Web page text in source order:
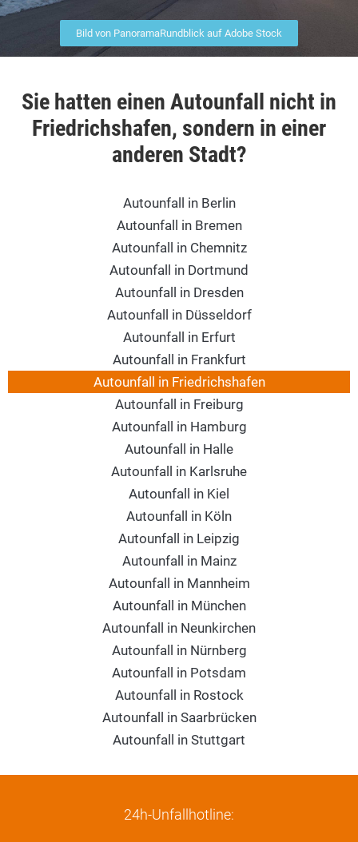
Bild von PanoramaRundblick auf Adobe Stock
Sie hatten einen Autounfall nicht in
Friedrichshafen, sondern in einer
anderen Stadt?
Autounfall in Berlin
Autounfall in Bremen
Autounfall in Chemnitz
Autounfall in Dortmund
Autounfall in Dresden
Autounfall in Düsseldorf
Autounfall in Erfurt
Autounfall in Frankfurt
Autounfall in Friedrichshafen
Autounfall in Freiburg
Autounfall in Hamburg
Autounfall in Halle
Autounfall in Karlsruhe
Autounfall in Kiel
Autounfall in Köln
Autounfall in Leipzig
Autounfall in Mainz
Autounfall in Mannheim
Autounfall in München
Autounfall in Neunkirchen
Autounfall in Nürnberg
Autounfall in Potsdam
Autounfall in Rostock
Autounfall in Saarbrücken
Autounfall in Stuttgart
24h-Unfallhotline: